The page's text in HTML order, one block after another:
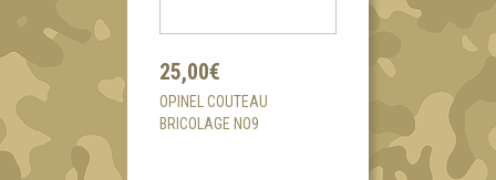
25,00€
OPINEL COUTEAU
BRICOLAGE NO9